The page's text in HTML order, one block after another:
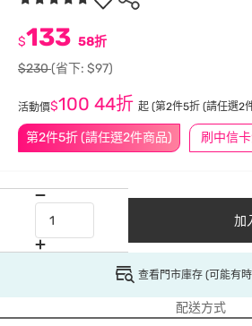
第2件5折 (請任選2件商品)
$133 58折
$230(省下: $97)
活動價$100 44折 起 (第2件5折 (請任選2
加
查看門市庫存 (可能有
配送方式